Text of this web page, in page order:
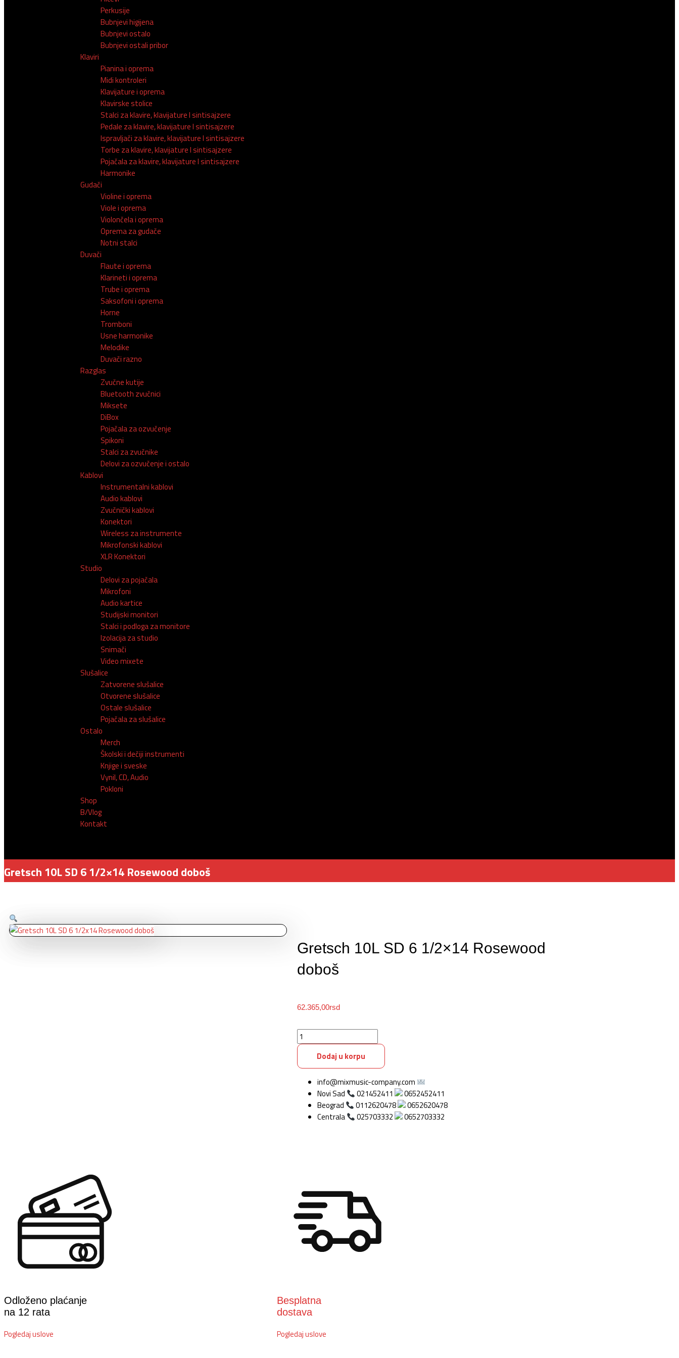
Perkusije
Bubnjevi higijena
Bubnjevi ostalo
Bubnjevi ostali pribor
Klaviri
Pianina i oprema
Midi kontroleri
Klavijature i oprema
Klavirske stolice
Stalci za klavire, klavijature I sintisajzere
Pedale za klavire, klavijature I sintisajzere
Ispravljači za klavire, klavijature I sintisajzere
Torbe za klavire, klavijature I sintisajzere
Pojačala za klavire, klavijature I sintisajzere
Harmonike
Gudači
Violine i oprema
Viole i oprema
Violončela i oprema
Oprema za gudače
Notni stalci
Duvači
Flaute i oprema
Klarineti i oprema
Trube i oprema
Saksofoni i oprema
Horne
Tromboni
Usne harmonike
Melodike
Duvači razno
Razglas
Zvučne kutije
Bluetooth zvučnici
Miksete
DiBox
Pojačala za ozvučenje
Spikoni
Stalci za zvučnike
Delovi za ozvučenje i ostalo
Kablovi
Instrumentalni kablovi
Audio kablovi
Zvučnički kablovi
Konektori
Wireless za instrumente
Mikrofonski kablovi
XLR Konektori
Studio
Delovi za pojačala
Mikrofoni
Audio kartice
Studijski monitori
Stalci i podloga za monitore
Izolacija za studio
Snimači
Video mixete
Slušalice
Zatvorene slušalice
Otvorene slušalice
Ostale slušalice
Pojačala za slušalice
Ostalo
Merch
Školski i dečiji instrumenti
Knjige i sveske
Vynil, CD, Audio
Pokloni
Shop
B/Vlog
Kontakt
Gretsch 10L SD 6 1/2×14 Rosewood doboš
Gretsch 10L SD 6 1/2×14 Rosewood
doboš
62.365,00rsd
Gretsch
10L
6
1/2x14
Rosewood
doboš
količina
Dodaj u korpu
info@mixmusic-company.com
Novi Sad
021452411
0652452411
Beograd
0112620478
0652620478
Centrala
025703332 0652703332
Odloženo plaćanje
na 12 rata
Pogledaj uslove
Besplatna
dostava
Pogledaj uslove